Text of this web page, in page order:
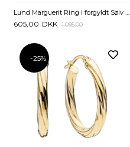
Lund Marguerit Ring i forgyldt Sølv med Livets Træ
605,00 DKK 1.095,00
-25%